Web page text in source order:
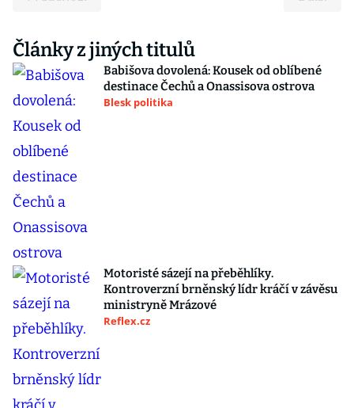
Články z jiných titulů
Babišova dovolená: Kousek od oblíbené
destinace Čechů a Onassisova ostrova
Blesk politika
Motoristé sázejí na přeběhlíky.
Kontroverzní brněnský lídr kráčí v závěsu
ministryně Mrázové
Reflex.cz